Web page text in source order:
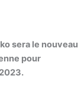
sera le nouveau
pour